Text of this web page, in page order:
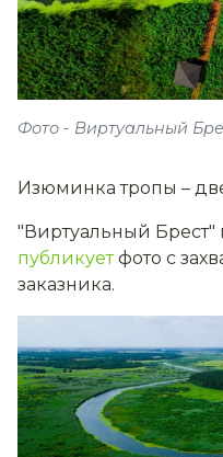
Фото - Виртуальный
Изюминка тропы –
"Виртуальный Брест"
публикуетфото с
заказника.